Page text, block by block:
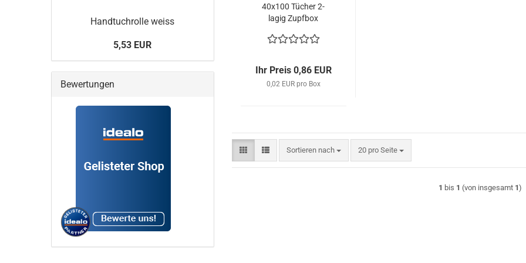
40x100 Tücher 2-
lagig Zupfbox
411173 Papernet
Ihr Preis 0,86 EUR
0,02 EUR pro Box
Sortieren nach
Sortieren nach 20 pro Seite
pro Seite
1 bis 1 (von insgesamt 1)
Handtuchrolle weiss
5,53 EUR
Bewertungen